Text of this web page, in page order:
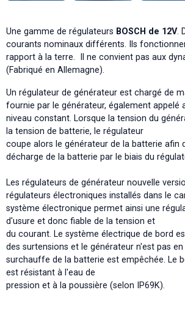
Une gamme de régulateurs BOSCH de 12V.
courants nominaux différents. Ils
rapport à la terre. Il ne convient pas aux
(Fabriqué en Allemagne).
Un régulateur de générateur est chargé de
fournie par le générateur, également appelé
niveau constant. Lorsque la tension du
la tension de batterie, le régulateur
coupe alors le générateur de la batterie afin
décharge de la batterie par le biais du
Les régulateurs de générateur nouvelle
régulateurs électroniques installés dans le
système électronique permet ainsi une
d'usure et donc fiable de la tension et
du courant. Le système électrique de bord
des surtensions et le générateur n'est pas en
surchauffe de la batterie est empêchée. Le
est résistant à l'eau de
pression et à la poussière (selon IP69K).